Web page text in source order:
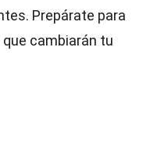
Prepárate para
cambiarán tu